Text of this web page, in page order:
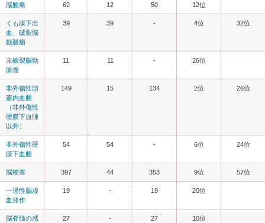
脳腫瘍 62 12 50 12位
くも膜下出
血、破裂脳
動脈瘤
39 39 - 4位 32位
未破裂脳動
脈瘤
11 11 - 26位
非外傷性頭
蓋内血腫
（非外傷性
硬膜下血腫
以外）
149 15 134 2位 26位
非外傷性硬
膜下血腫
54 54 - 6位 24位
脳梗塞 397 44 353 9位 57位
一過性脳虚
血発作
19 - 19 20位
脳脊髄の感
27 - 27 10位